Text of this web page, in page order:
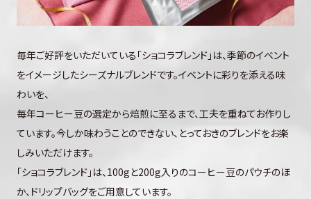
毎年ご好評をいただいている「ショコラブレンド」は、季節のイベント
をイメージしたシーズナルブレンドです。イベントに彩りを添える味
わいを、
毎年コーヒー豆の選定から焙煎に至るまで、工夫を重ねてお作りし
ています。今しか味わうことのできない、とっておきのブレンドをお楽
しみいただけます。
「ショコラブレンド」は、100gと200g入りのコーヒー豆のパウチのほ
か、ドリップバッグをご用意しています。